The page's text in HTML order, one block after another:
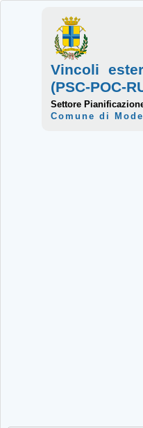
Vincoli
(PSC-POC-
Settore
Comune di